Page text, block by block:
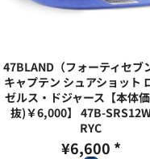
47BLAND（フォーティセブ
キャプテン シュアショット
ゼルス・ドジャース【本体
抜)￥6,000】
47B-
RYC
¥6,600 *